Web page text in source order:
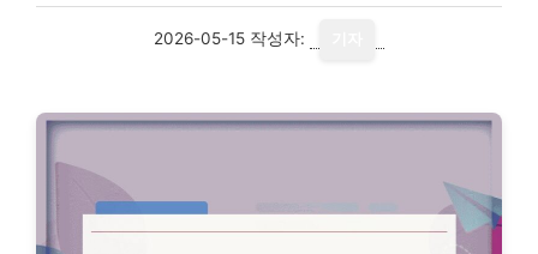
2026-05-15 작성자: